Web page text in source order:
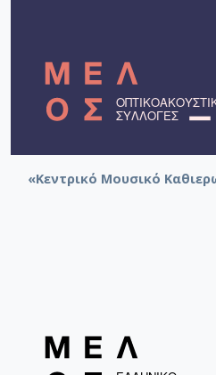
«Κεντρικό Μουσικό